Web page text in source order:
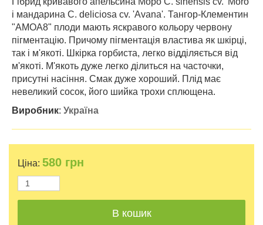
і мандарина C. deliciosa cv. 'Avana'. Тангор-Клементин
"АМОА8" плоди мають яскравого кольору червону
пігментацію. Причому пігментація властива як шкірці,
так і м'якоті. Шкірка горбиста, легко відділяється від
м'якоті. М'якоть дуже легко ділиться на часточки,
присутні насіння. Смак дуже хороший. Плід має
невеликий сосок, його шийка трохи сплющена.
Виробник: Україна
Ціна: 580 грн